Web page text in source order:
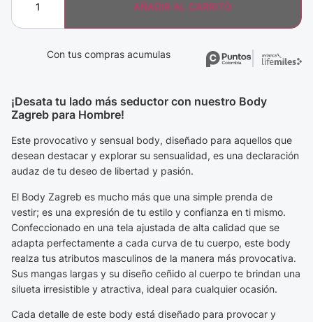
AÑADIR AL CARRITO
Con tus compras acumulas
¡Desata tu lado más seductor con nuestro Body
Zagreb para Hombre!
Este provocativo y sensual body, diseñado para aquellos que
desean destacar y explorar su sensualidad, es una declaración
audaz de tu deseo de libertad y pasión.
El Body Zagreb es mucho más que una simple prenda de
vestir; es una expresión de tu estilo y confianza en ti mismo.
Confeccionado en una tela ajustada de alta calidad que se
adapta perfectamente a cada curva de tu cuerpo, este body
realza tus atributos masculinos de la manera más provocativa.
Sus mangas largas y su diseño ceñido al cuerpo te brindan una
silueta irresistible y atractiva, ideal para cualquier ocasión.
Cada detalle de este body está diseñado para provocar y